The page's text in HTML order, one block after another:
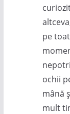
pe
ochii
mână
mult